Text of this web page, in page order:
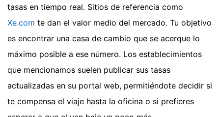
tasas en tiempo real. Sitios de referencia como
Xe.com te dan el valor medio del mercado. Tu objetivo
es encontrar una casa de cambio que se acerque lo
máximo posible a ese número. Los establecimientos
que mencionamos suelen publicar sus tasas
actualizadas en su portal web, permitiéndote decidir si
te compensa el viaje hasta la oficina o si prefieres